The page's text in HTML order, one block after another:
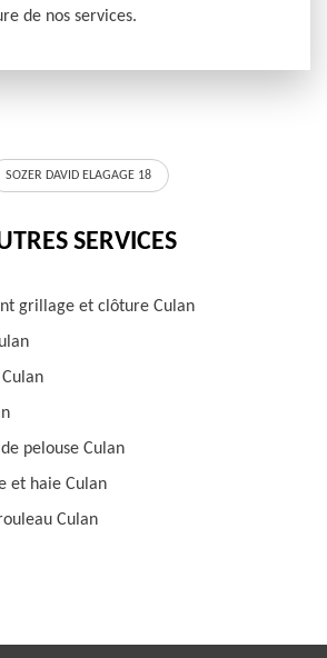
de nos services.
SOZER DAVID ELAGAGE 18
SERVICES
grillage et clôture Culan
pelouse Culan
et haie Culan
Culan